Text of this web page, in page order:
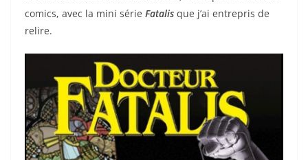
comics, avec la mini série Fatalis que j’ai entrepris de
relire.